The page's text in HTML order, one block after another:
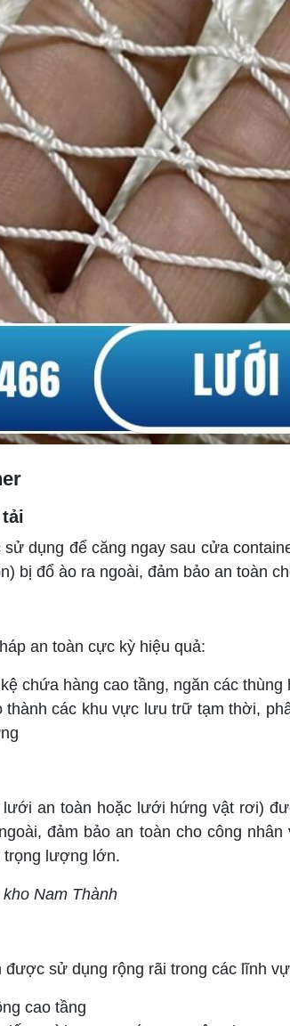
dụng để căng ngay sau cửa
bị đổ ào ra ngoài, đảm bảo an toàn
an toàn cực kỳ hiệu quả:
chứa hàng cao tầng, ngăn các
các khu vực lưu trữ tạm thời,
an toàn hoặc lưới hứng vật rơi)
đảm bảo an toàn cho công
trọng lượng lớn.
Nam Thành
sử dụng rộng rãi trong các lĩnh
cao tầng